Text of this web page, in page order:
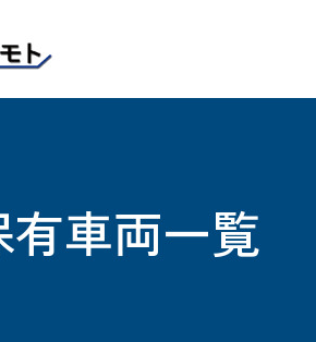
有車両一覧